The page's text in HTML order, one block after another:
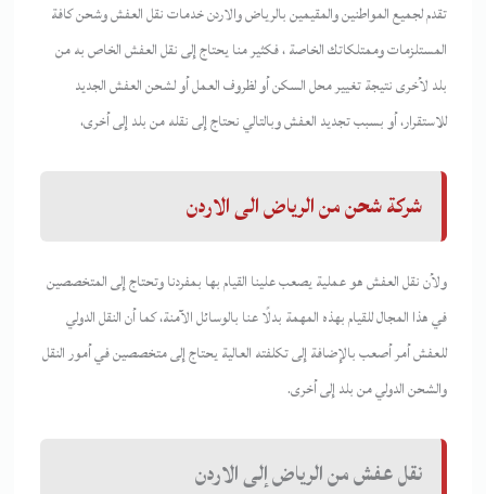
تقدم لجميع المواطنين والمقيمين بالرياض والاردن خدمات نقل العفش وشحن كافة
المستلزمات وممتلكاتك الخاصة ، فكثير منا يحتاج إلى نقل العفش الخاص به من
بلد لأخرى نتيجة تغيير محل السكن أو لظروف العمل أو لشحن العفش الجديد
للاستقرار، أو بسبب تجديد العفش وبالتالي نحتاج إلى نقله من بلد إلى أخرى،
شركة شحن من الرياض الى الاردن
ولأن نقل العفش هو عملية يصعب علينا القيام بها بمفردنا وتحتاج إلى المتخصصين
في هذا المجال للقيام بهذه المهمة بدلًا عنا بالوسائل الآمنة، كما أن النقل الدولي
للعفش أمر أصعب بالإضافة إلى تكلفته العالية يحتاج إلى متخصصين في أمور النقل
والشحن الدولي من بلد إلى أخرى.
نقل عفش من الرياض إلى الاردن